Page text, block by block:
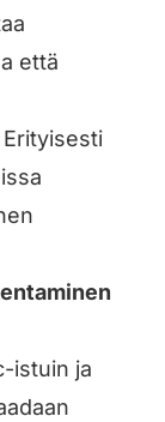
että
Erityisesti
istuin ja